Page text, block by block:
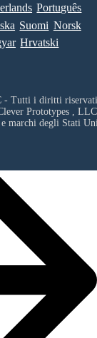
Português
Suomi Norsk
Hrvatski
- Tutti i diritti
Prototypes , LLC
marchi degli Stati